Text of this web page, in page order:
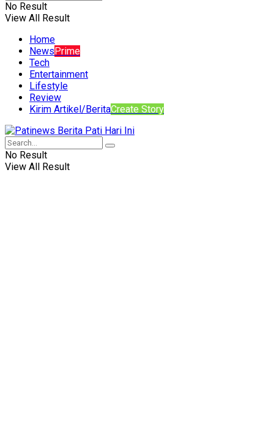
No Result
View All Result
Home
NewsPrime
Tech
Entertainment
Lifestyle
Review
Kirim Artikel/BeritaCreate Story
No Result
View All Result